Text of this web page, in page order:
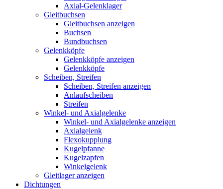
Axial-Gelenklager
Gleitbuchsen
Gleitbuchsen anzeigen
Buchsen
Bundbuchsen
Gelenkköpfe
Gelenkköpfe anzeigen
Gelenkköpfe
Scheiben, Streifen
Scheiben, Streifen anzeigen
Anlaufscheiben
Streifen
Winkel- und Axialgelenke
Winkel- und Axialgelenke anzeigen
Axialgelenk
Flexokupplung
Kugelpfanne
Kugelzapfen
Winkelgelenk
Gleitlager anzeigen
Dichtungen